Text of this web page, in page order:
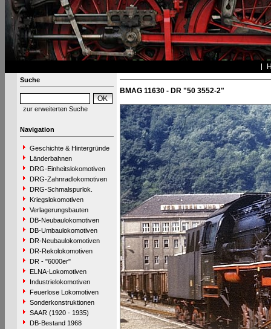
Suche
zur erweiterten Suche
Navigation
Geschichte & Hintergründe
Länderbahnen
DRG-Einheitslokomotiven
DRG-Zahnradlokomotiven
DRG-Schmalspurlok.
Kriegslokomotiven
Verlagerungsbauten
DB-Neubaulokomotiven
DB-Umbaulokomotiven
DR-Neubaulokomotiven
DR-Rekolokomotiven
DR - "6000er"
ELNA-Lokomotiven
Industrielokomotiven
Feuerlose Lokomotiven
Sonderkonstruktionen
SAAR (1920 - 1935)
DB-Bestand 1968
BMAG 11630 - DR "50 3552-2"